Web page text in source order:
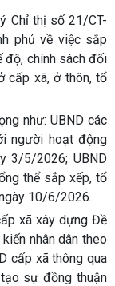
Chỉ thị số 21/CT-
phủ về việc sắp
độ, chính sách đối
cấp xã, ở thôn, tổ
như: UBND các
người hoạt động
3/5/2026; UBND
thể sắp xếp, tổ
10/6/2026.
xã xây dựng Đề
nhân dân theo
cấp xã thông qua
sự đồng thuận